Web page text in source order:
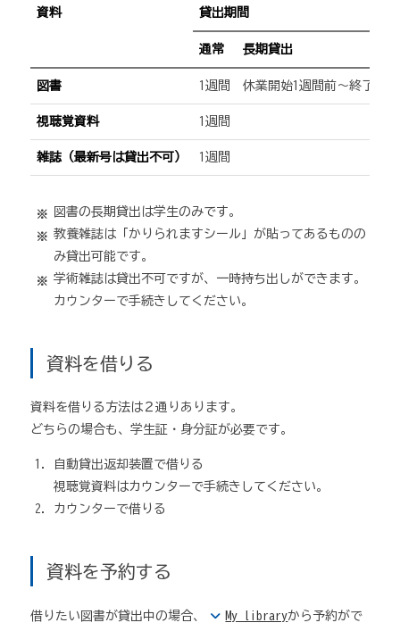
資料 貸出期間
通常 長期貸出
図書 1週間 休業開始1週間前～終了1週
視聴覚資料 1週間
雑誌（最新号は貸出不可） 1週間
図書の長期貸出は学生のみです。
教養雑誌は「かりられますシール」が貼ってあるものの
み貸出可能です。
学術雑誌は貸出不可ですが、一時持ち出しができます。
カウンターで手続きしてください。
資料を借りる
資料を借りる方法は２通りあります。
どちらの場合も、学生証・身分証が必要です。
自動貸出返却装置で借りる
視聴覚資料はカウンターで手続きしてください。
カウンターで借りる
資料を予約する
借りたい図書が貸出中の場合、 My libraryから予約がで